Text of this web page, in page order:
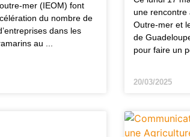
mer (IEOM) font
du nombre de
dans les
au
une rencontre
Outre-mer et
de
pour faire un
20/03/2025